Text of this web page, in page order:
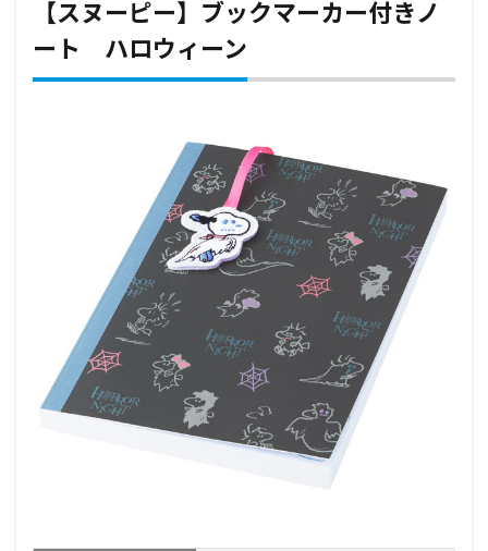
【スヌーピー】ブックマーカー付きノ
ート ハロウィーン